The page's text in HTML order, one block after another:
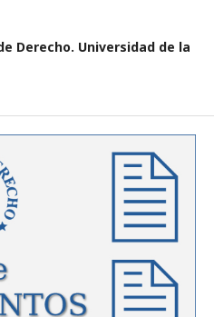
Derecho. Universidad de la